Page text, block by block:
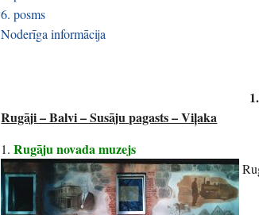
6. posms
Noderīga informācija
Rugāji – Balvi – Susāju pagasts – Viļaka
1.Rugāju novada muzejs